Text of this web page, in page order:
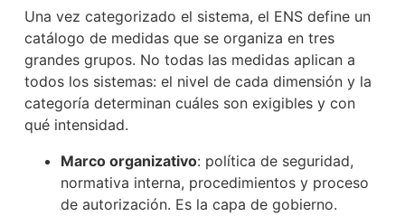
Una vez categorizado el sistema, el ENS define un
catálogo de medidas que se organiza en tres
grandes grupos. No todas las medidas aplican a
todos los sistemas: el nivel de cada dimensión y la
categoría determinan cuáles son exigibles y con
qué intensidad.
Marco organizativo: política de seguridad,
normativa interna, procedimientos y proceso
de autorización. Es la capa de gobierno.